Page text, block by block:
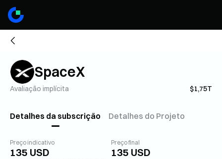
SpaceX
Avaliação implícita $1,75T
Detalhes da subscrição Detalhes do Projeto
Preço indicativo
135 USD
Preço final
135 USD